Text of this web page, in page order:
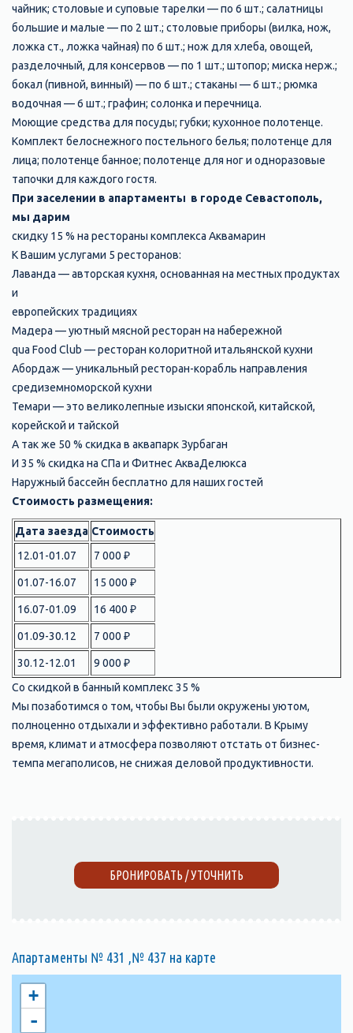
чайник; столовые и суповые тарелки — по 6 шт.; салатницы
большие и малые — по 2 шт.; столовые приборы (вилка, нож,
ложка ст., ложка чайная) по 6 шт.; нож для хлеба, овощей,
разделочный, для консервов — по 1 шт.; штопор; миска нерж.;
бокал (пивной, винный) — по 6 шт.; стаканы — 6 шт.; рюмка
водочная — 6 шт.; графин; солонка и перечница.
Моющие средства для посуды; губки; кухонное полотенце.
Комплект белоснежного постельного белья; полотенце для
лица; полотенце банное; полотенце для ног и одноразовые
тапочки для каждого гостя.
При заселении в апартаменты в городе Севастополь,
мы дарим
скидку 15 % на рестораны комплекса Аквамарин
К Вашим услугами 5 ресторанов:
Лаванда — авторская кухня, основанная на местных продуктах
и
европейских традициях
Мадера — уютный мясной ресторан на набережной
qua Food Club — ресторан колоритной итальянской кухни
Абордаж — уникальный ресторан-корабль направления
средиземноморской кухни
Темари — это великолепные изыски японской, китайской,
корейской и тайской
А так же 50 % скидка в аквапарк Зурбаган
И 35 % скидка на СПа и Фитнес АкваДелюкса
Наружный бассейн бесплатно для наших гостей
Стоимость размещения:
Дата заезда Стоимость
12.01-01.07
7 000 ₽
01.07-16.07 15 000 ₽
16.07-01.09 16 400 ₽
01.09-30.12 7 000 ₽
30.12-12.01
9 000 ₽
Со скидкой в банный комплекс 35 %
Мы позаботимся о том, чтобы Вы были окружены уютом,
полноценно отдыхали и эффективно работали. В Крыму
время, климат и атмосфера позволяют отстать от бизнес-
темпа мегаполисов, не снижая деловой продуктивности.
БРОНИРОВАТЬ / УТОЧНИТЬ
Апартаменты № 431 ,№ 437 на карте
+
-